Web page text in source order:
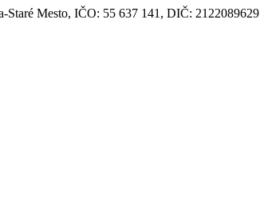
Staré Mesto, IČO: 55 637 141, DIČ: 2122089629